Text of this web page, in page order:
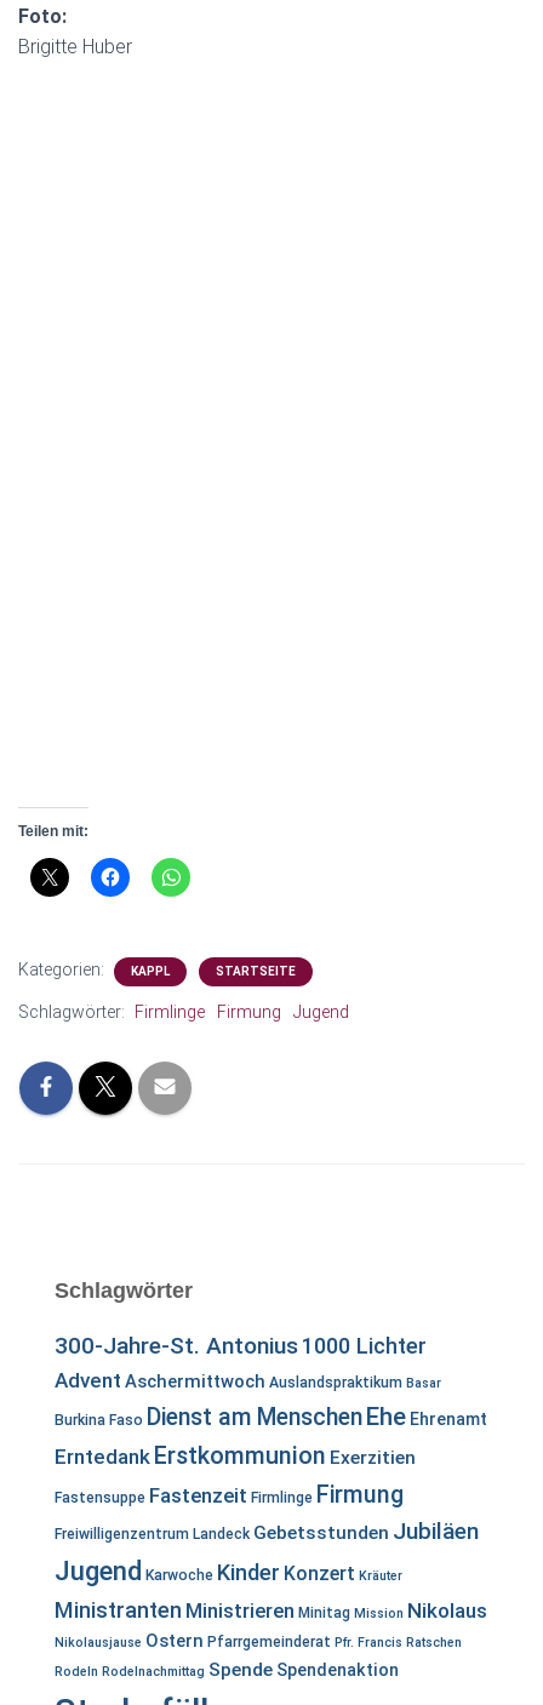
Foto:
Brigitte Huber
Teilen mit:
Kategorien: KAPPL STARTSEITE
Schlagwörter: Firmlinge Firmung Jugend
Schlagwörter
300-Jahre-St. Antonius1000 Lichter
Advent Aschermittwoch Auslandspraktikum Basar
Burkina Faso Dienst am MenschenEhe Ehrenamt
Erntedank Erstkommunion Exerzitien
Fastensuppe Fastenzeit Firmlinge Firmung
Freiwilligenzentrum Landeck Gebetsstunden Jubiläen
Jugend Karwoche Kinder Konzert Kräuter
Ministranten Ministrieren Minitag Mission Nikolaus
Nikolausjause Ostern Pfarrgemeinderat Pfr. Francis Ratschen
Rodeln Rodelnachmittag Spende Spendenaktion